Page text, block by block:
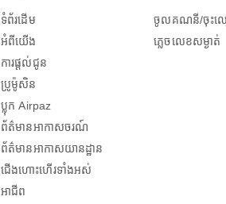
ទំព័រដើម
អំពីយើង
ការផ្តល់ជូន
ប្រូម៉ូសិន
ប្លុក Airpaz
ព័ត៌មានអាកាសចរណ៍
ព័ត៌មានអាកាសយានដ្ឋាន
ជើងហោះហើរទាំងអស់
អាជីព
ចូលគណនី/ចុះឈ្
ភ្លេចលេខសម្ងាត់